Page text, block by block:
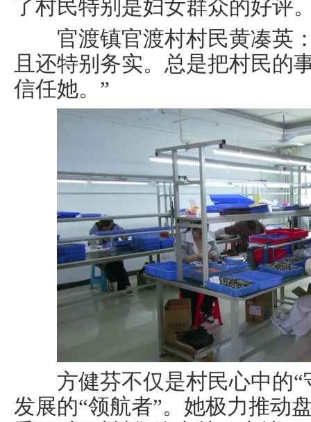
了村民特别是妇女群众的好评
官渡镇官渡村村民黄凑英：
且还特别务实。总是把村民的
信任她。”
方健芬不仅是村民心中的“
发展的“领航者”。她极力推动